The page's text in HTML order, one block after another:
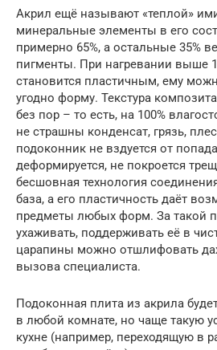
Акрил ещё называют «теплой»
минеральные элементы в его
примерно 65%, а остальные 35%
пигменты. При нагревании выше
становится пластичным, ему
угодно форму. Текстура
без пор – то есть, на 100%
не страшны конденсат, грязь,
подоконник не вздуется от
деформируется, не покроется
бесшовная технология
база, а его пластичность даёт
предметы любых форм. За такой
ухаживать, поддерживать её в
царапины можно отшлифовать
вызова специалиста.
Подоконная плита из акрила
в любой комнате, но чаще такую
кухне (например, переходящую в